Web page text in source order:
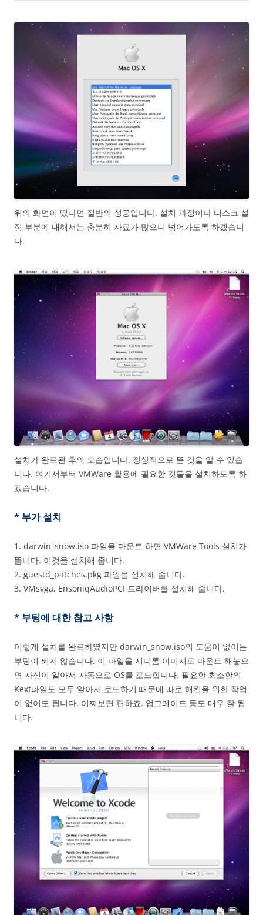
위의 화면이 떴다면 절반의 성공입니다. 설치 과정이나 디스크 설
정 부분에 대해서는 충분히 자료가 많으니 넘어가도록 하겠습니
다.
설치가 완료된 후의 모습입니다. 정상적으로 뜬 것을 알 수 있습
니다. 여기서부터 VMWare 활용에 필요한 것들을 설치하도록 하
겠습니다.
* 부가 설치
1. darwin_snow.iso 파일을 마운트 하면 VMWare Tools 설치가
뜹니다. 이것을 설치해 줍니다.
2. guestd_patches.pkg 파일을 설치해 줍니다.
3. VMsvga, EnsoniqAudioPCI 드라이버를 설치해 줍니다.
* 부팅에 대한 참고 사항
이렇게 설치를 완료하였지만 darwin_snow.iso의 도움이 없이는
부팅이 되지 않습니다. 이 파일을 시디롬 이미지로 마운트 해놓으
면 자신이 알아서 자동으로 OS를 로드합니다. 필요한 최소한의
Kext파일도 모두 알아서 로드하기 때문에 따로 해킨을 위한 작업
이 없어도 됩니다. 어찌보면 편하죠. 업그레이드 등도 매우 잘 됩
니다.